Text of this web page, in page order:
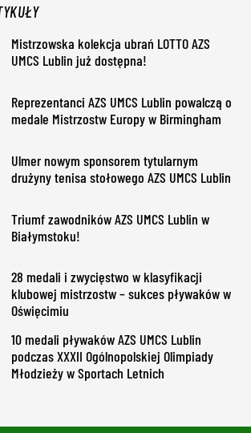
Mistrzowska kolekcja ubrań LOTTO AZS
UMCS Lublin już dostępna!
Reprezentanci AZS UMCS Lublin powalczą o
medale Mistrzostw Europy w Birmingham
Ulmer nowym sponsorem tytularnym
drużyny tenisa stołowego AZS UMCS Lublin
Triumf zawodników AZS UMCS Lublin w
Białymstoku!
28 medali i zwycięstwo w klasyfikacji
klubowej mistrzostw – sukces pływaków w
Oświęcimiu
10 medali pływaków AZS UMCS Lublin
podczas XXXII Ogólnopolskiej Olimpiady
Młodzieży w Sportach Letnich